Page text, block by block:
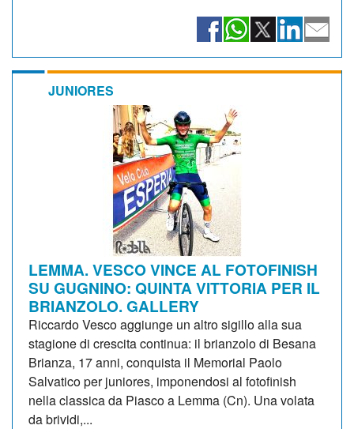
JUNIORES
LEMMA. VESCO VINCE AL FOTOFINISH
SU GUGNINO: QUINTA VITTORIA PER IL
BRIANZOLO. GALLERY
Riccardo Vesco aggiunge un altro sigillo alla sua
stagione di crescita continua: il brianzolo di Besana
Brianza, 17 anni, conquista il Memorial Paolo
Salvatico per juniores, imponendosi al fotofinish
nella classica da Piasco a Lemma (Cn). Una volata
da brividi,...